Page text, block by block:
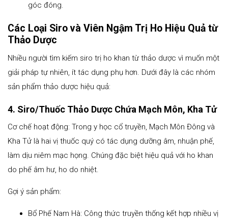
góc đóng.
Các Loại Siro và Viên Ngậm Trị Ho Hiệu Quả từ
Thảo Dược
Nhiều người tìm kiếm siro trị ho khan từ thảo dược vì muốn một
giải pháp tự nhiên, ít tác dụng phụ hơn. Dưới đây là các nhóm
sản phẩm thảo dược hiệu quả:
4. Siro/Thuốc Thảo Dược Chứa Mạch Môn, Kha Tử
Cơ chế hoạt động: Trong y học cổ truyền, Mạch Môn Đông và
Kha Tử là hai vị thuốc quý có tác dụng dưỡng âm, nhuận phế,
làm dịu niêm mạc họng. Chúng đặc biệt hiệu quả với ho khan
do phế âm hư, ho do nhiệt.
Gợi ý sản phẩm:
Bổ Phế Nam Hà: Công thức truyền thống kết hợp nhiều vị